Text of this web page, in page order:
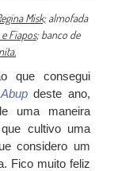
Misk;almofada
Fiapos; banco de
que consegui
Abupdeste ano,
uma maneira
cultivo uma
considero um
Fico muito feliz